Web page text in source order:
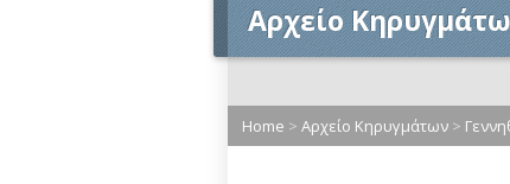
Αρχείο
Home > Αρχείο Κηρυγμάτων >